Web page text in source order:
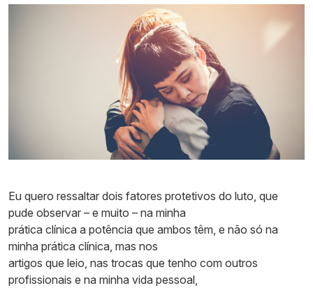
Eu quero ressaltar dois fatores protetivos do luto, que
pude observar – e muito – na minha
prática clínica a potência que ambos têm, e não só na
minha prática clínica, mas nos
artigos que leio, nas trocas que tenho com outros
profissionais e na minha vida pessoal,